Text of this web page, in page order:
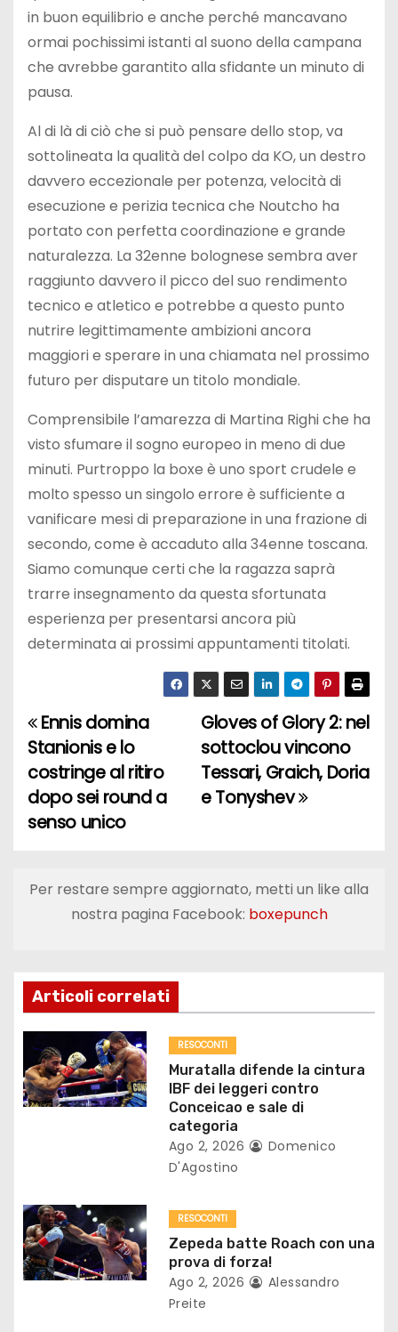
in buon equilibrio e anche perché mancavano
ormai pochissimi istanti al suono della campana
che avrebbe garantito alla sfidante un minuto di
pausa.
Al di là di ciò che si può pensare dello stop, va
sottolineata la qualità del colpo da KO, un destro
davvero eccezionale per potenza, velocità di
esecuzione e perizia tecnica che Noutcho ha
portato con perfetta coordinazione e grande
naturalezza. La 32enne bolognese sembra aver
raggiunto davvero il picco del suo rendimento
tecnico e atletico e potrebbe a questo punto
nutrire legittimamente ambizioni ancora
maggiori e sperare in una chiamata nel prossimo
futuro per disputare un titolo mondiale.
Comprensibile l’amarezza di Martina Righi che ha
visto sfumare il sogno europeo in meno di due
minuti. Purtroppo la boxe è uno sport crudele e
molto spesso un singolo errore è sufficiente a
vanificare mesi di preparazione in una frazione di
secondo, come è accaduto alla 34enne toscana.
Siamo comunque certi che la ragazza saprà
trarre insegnamento da questa sfortunata
esperienza per presentarsi ancora più
determinata ai prossimi appuntamenti titolati.
N
a
v
g
i
o
n
e
t
i
c
Gloves of Glory 2: nel
sottoclou vincono
Tessari, Graich, Doria
e Tonyshev
Ennis domina
Stanionis e lo
costringe al ritiro
dopo sei round a
senso unico
Per restare sempre aggiornato, metti un like alla
nostra pagina Facebook: boxepunch
Articoli correlati
RESOCONTI
Muratalla difende la cintura
IBF dei leggeri contro
Conceicao e sale di
categoria
Ago 2, 2026
Domenico
D'Agostino
RESOCONTI
Zepeda batte Roach con una
prova di forza!
Ago 2, 2026
Alessandro
Preite